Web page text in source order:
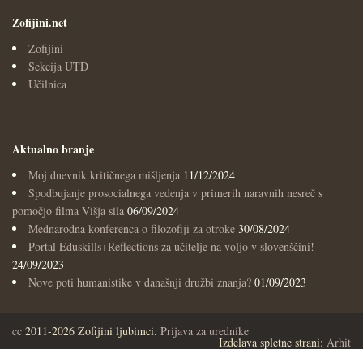
Zofijini.net
Zofijini
Sekcija UTD
Učilnica
Aktualno branje
Moj dnevnik kritičnega mišljenja 11/12/2024
Spodbujanje prosocialnega vedenja v primerih naravnih nesreč s
pomočjo filma Višja sila 06/09/2024
Mednarodna konferenca o filozofiji za otroke 30/08/2024
Portal Eduskills+Reflections za učitelje na voljo v slovenščini!
24/09/2023
Nove poti humanistike v današnji družbi znanja? 01/09/2023
cc 2011-2026 Zofijini ljubimci. Prijava za urednike
Izdelava spletne strani: Arhit